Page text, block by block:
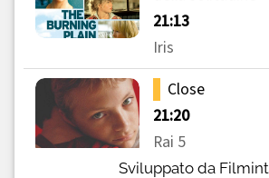
Sviluppato da